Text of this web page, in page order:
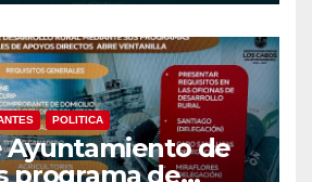
POLITICA
Ayuntamiento de
programa de